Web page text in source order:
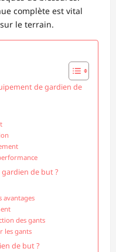
complète est vital
le terrain.
de gardien de
de but ?
avantages
des gants
les gants
de but ?